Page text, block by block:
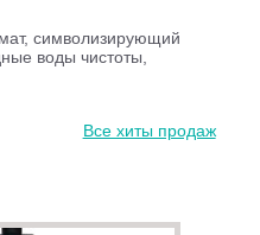
символизирующий
воды чистоты,
Все хиты продаж